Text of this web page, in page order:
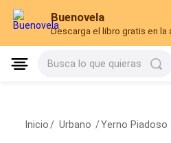
Buenovela
Descarga el libro gratis en la
Busca lo que quieras
Inicio / Urbano /Yerno Piadoso